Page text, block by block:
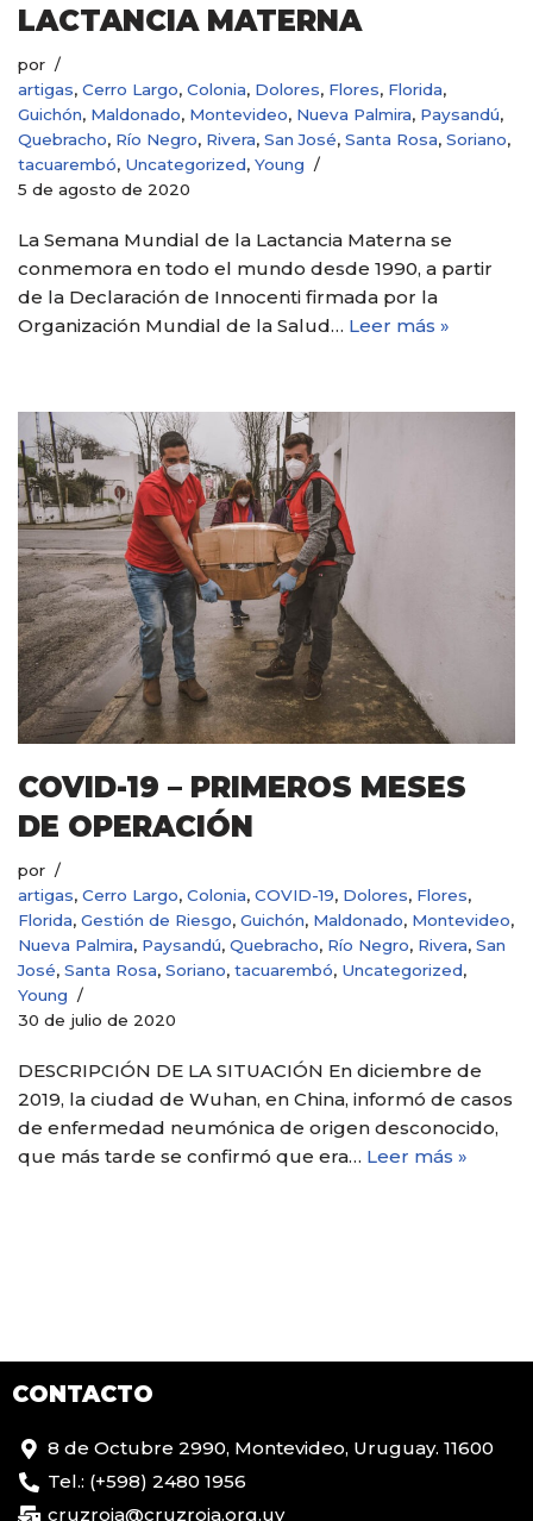
LACTANCIA MATERNA
por
artigas, Cerro Largo, Colonia, Dolores, Flores, Florida,
Guichón, Maldonado, Montevideo, Nueva Palmira, Paysandú,
Quebracho, Río Negro, Rivera, San José, Santa Rosa, Soriano,
tacuarembó, Uncategorized, Young
5 de agosto de 2020
La Semana Mundial de la Lactancia Materna se
conmemora en todo el mundo desde 1990, a partir
de la Declaración de Innocenti firmada por la
Organización Mundial de la Salud… Leer más »
COVID-19 – PRIMEROS MESES
DE OPERACIÓN
por
artigas, Cerro Largo, Colonia, COVID-19, Dolores, Flores,
Florida, Gestión de Riesgo, Guichón, Maldonado, Montevideo,
Nueva Palmira, Paysandú, Quebracho, Río Negro, Rivera, San
José, Santa Rosa, Soriano, tacuarembó, Uncategorized,
Young
30 de julio de 2020
DESCRIPCIÓN DE LA SITUACIÓN En diciembre de
2019, la ciudad de Wuhan, en China, informó de casos
de enfermedad neumónica de origen desconocido,
que más tarde se confirmó que era… Leer más »
CONTACTO
8 de Octubre 2990, Montevideo, Uruguay. 11600
Tel.: (+598) 2480 1956
cruzroja@cruzroja.org.uy